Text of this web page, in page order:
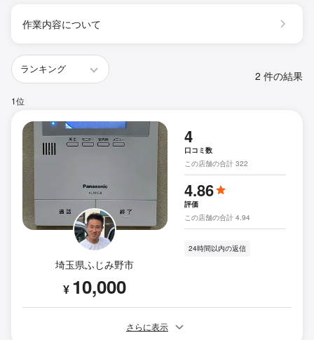
作業内容について
2 件の結果
1位
埼玉県ふじみ野市
¥ 10,000
4
口コミ数
この店舗の合計 322
4.86
評価
この店舗の合計 4.94
24時間以内の返信
さらに表示